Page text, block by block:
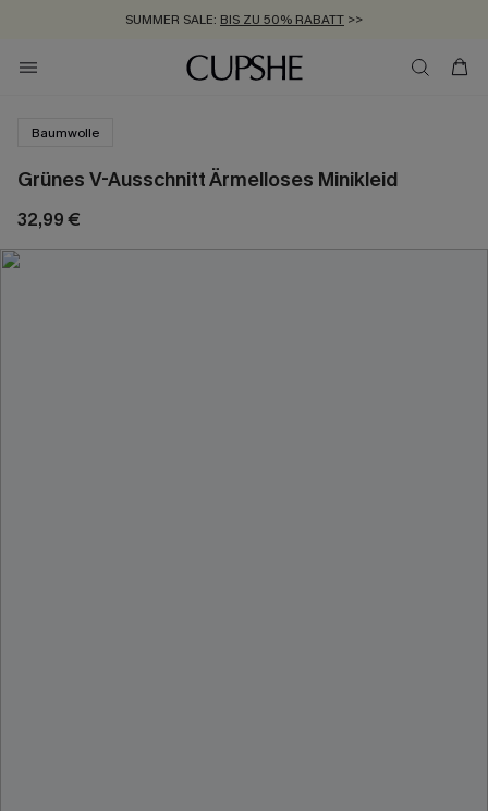
SUMMER SALE: BIS ZU 50% RABATT >>
ZUM NEWSLETTER:BIS ZU -20% EXTRA ERHALTEN
KOSTENLOSER VERSAND AB 89 €
Baumwolle
Grünes V-Ausschnitt Ärmelloses Minikleid
32,99 €